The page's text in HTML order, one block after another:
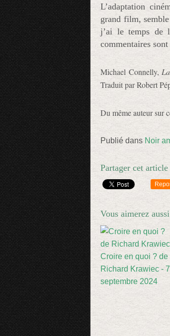
L’adaptation
grand film,
j’ai le temps de
commentaires
Michael Connelly,
Traduit par Robert
Du même auteur sur
Publié dans Noir
Partager cet article
Vous aimerez
Croire en quoi ? de
Richard Krawiec - 7
septembre 2024